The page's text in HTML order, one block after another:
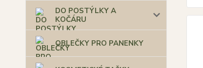
DO POSTÝLKY A
KOČÁRU
OBLEČKY PRO PANENKY